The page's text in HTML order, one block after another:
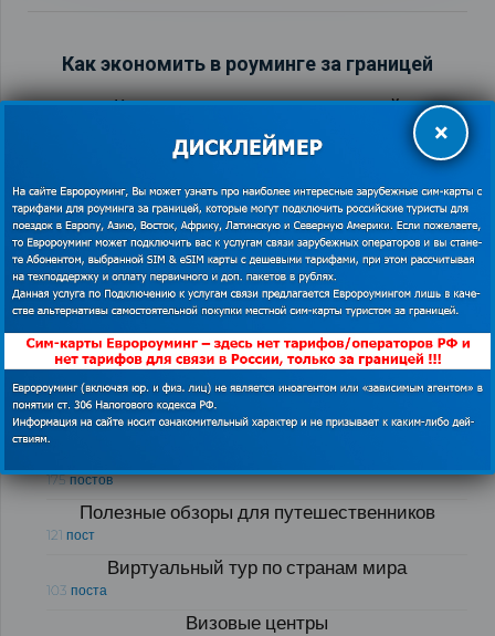
Как экономить в роуминге за границей
Как купить сим карту за границей
Как экономить в роуминге за границей
76 постов
Бесплатный WI-FI за границей
54 поста
Как и у кого купить в России сим-карты для
интернета и связи за границей
51 пост
Рубрики блога «Полезные советы для
путешественников за границей»
175 постов
Полезные обзоры для путешественников
121 пост
Виртуальный тур по странам мира
103 поста
Визовые центры
×